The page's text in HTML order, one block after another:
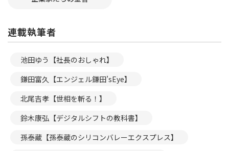
連載執筆者
池田ゆう【社長のおしゃれ】
鎌田富久【エンジェル鎌田’sEye】
北尾吉孝【世相を斬る！】
鈴木康弘【デジタルシフトの教科書】
孫泰蔵【孫泰蔵のシリコンバレーエクスプレス】